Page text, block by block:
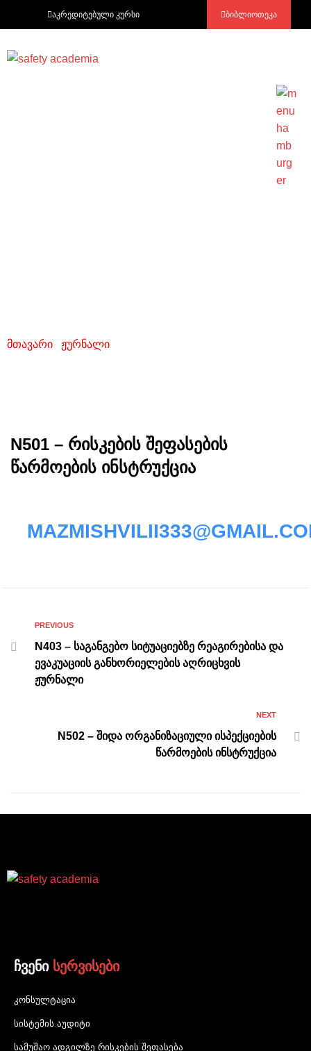
აკრედიტებული კურსი ბიბლიოთეკა
მთავარი ჟურნალი
N501 – რისკების შეფასების
წარმოების ინსტრუქცია
PREVIOUS
N403 – საგანგებო სიტუაციებზე რეაგირებისა და
ევაკუაციის განხორიელების აღრიცხვის
ჟურნალი
NEXT
N502 – შიდა ორგანიზაციული ისპექციების
წარმოების ინსტრუქცია
ჩვენი სერვისები
კონსულტაცია
სისტემის აუდიტი
სამუშაო ადგილზე რისკების შეფასება